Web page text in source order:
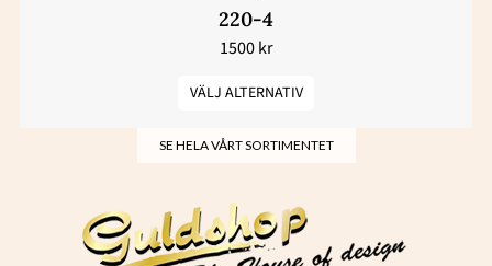
220-4
1500kr
VÄLJ ALTERNATIV
produktsidan
SE HELA VÅRT SORTIMENTET